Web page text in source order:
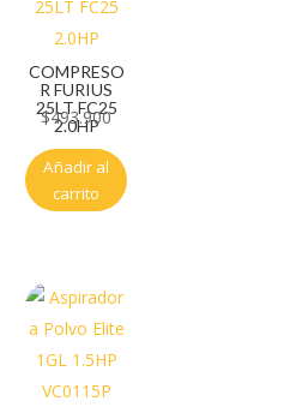
COMPRESO
R FURIUS
25LT FC25
2.0HP
$493.900
Añadir al
carrito